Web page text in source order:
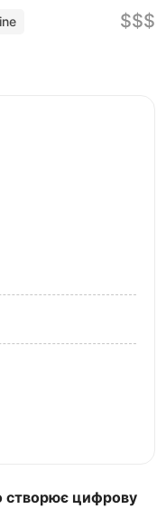
$$$
створює цифрову